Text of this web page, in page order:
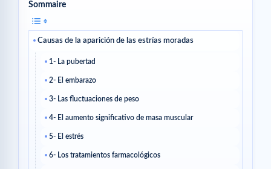
Sommaire
Causas de la aparición de las estrías moradas
1- La pubertad
2- El embarazo
3- Las fluctuaciones de peso
4- El aumento significativo de masa muscular
5- El estrés
6- Los tratamientos farmacológicos